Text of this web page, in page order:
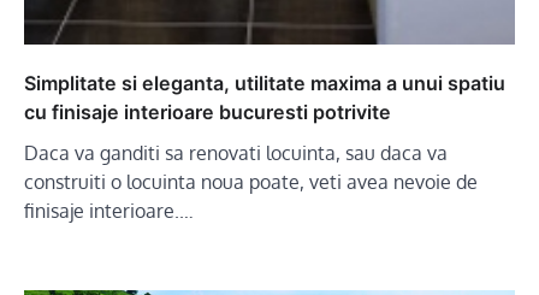
Simplitate si eleganta, utilitate maxima a unui spatiu
cu finisaje interioare bucuresti potrivite
Daca va ganditi sa renovati locuinta, sau daca va
construiti o locuinta noua poate, veti avea nevoie de
finisaje interioare.…